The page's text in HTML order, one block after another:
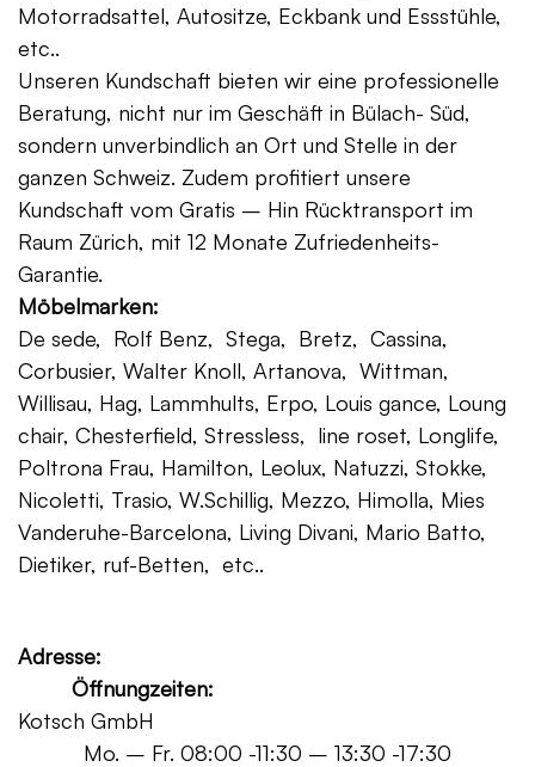
Motorradsattel, Autositze, Eckbank und Essstühle,
etc..
Unseren Kundschaft bieten wir eine professionelle
Beratung, nicht nur im Geschäft in Bülach- Süd,
sondern unverbindlich an Ort und Stelle in der
ganzen Schweiz. Zudem profitiert unsere
Kundschaft vom Gratis – Hin Rücktransport im
Raum Zürich, mit 12 Monate Zufriedenheits-
Garantie.
Möbelmarken:
De sede, Rolf Benz, Stega, Bretz, Cassina,
Corbusier, Walter Knoll, Artanova, Wittman,
Willisau, Hag, Lammhults, Erpo, Louis gance, Loung
chair, Chesterfield, Stressless, line roset, Longlife,
Poltrona Frau, Hamilton, Leolux, Natuzzi, Stokke,
Nicoletti, Trasio, W.Schillig, Mezzo, Himolla, Mies
Vanderuhe-Barcelona, Living Divani, Mario Batto,
Dietiker, ruf-Betten, etc..
Adresse:
Öffnungzeiten:
Kotsch GmbH
Mo. – Fr. 08:00 -11:30 – 13:30 -17:30